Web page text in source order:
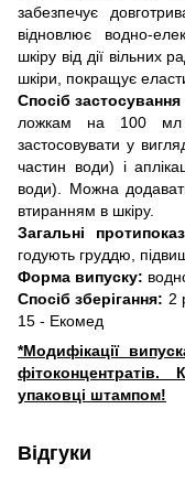
забезпечує
відновлює водно-
шкіру від дії вільних
шкіри, покращує
Спосіб
ложкам на 100 мл
застосовувати у
частин води) і
води). Можна
втиранням в шкіру.
Загальні
годують груддю,
Форма випуску:
Спосіб зберігання: 2
15 - Екомед
*Модифікації
упаковці штампом!
Відгуки